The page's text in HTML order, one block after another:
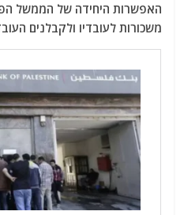
האפשרות היחידה של הממשל
משכורות לעובדיו ולקבלנים